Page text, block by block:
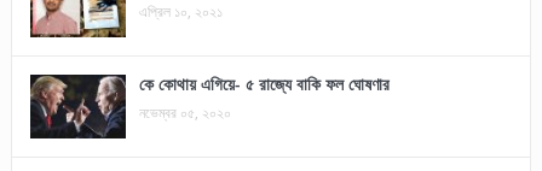
এপ্রিল ১০, ২০২১
কে কোথায় এগিয়ে- ৫ রাজ্যে বাকি ফল ঘোষণার
নভেম্বর ০৫, ২০২০